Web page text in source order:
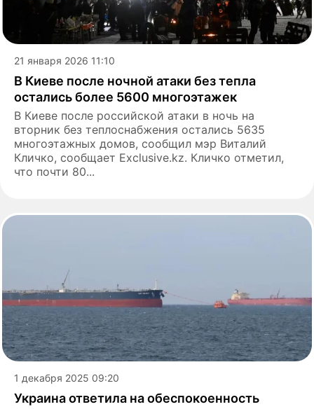
21 января 2026 11:10
В Киеве после ночной атаки без тепла
остались более 5600 многоэтажек
В Киеве после российской атаки в ночь на
вторник без теплоснабжения остались 5635
многоэтажных домов, сообщил мэр Виталий
Кличко, сообщает Exclusive.kz. Кличко отметил,
что почти 80...
1 декабря 2025 09:20
Украина ответила на обеспокоенность